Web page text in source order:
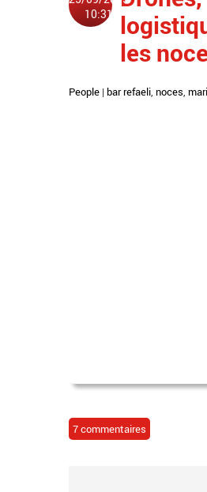
10:31
les
People | bar refaeli, noces,
7 commentaires